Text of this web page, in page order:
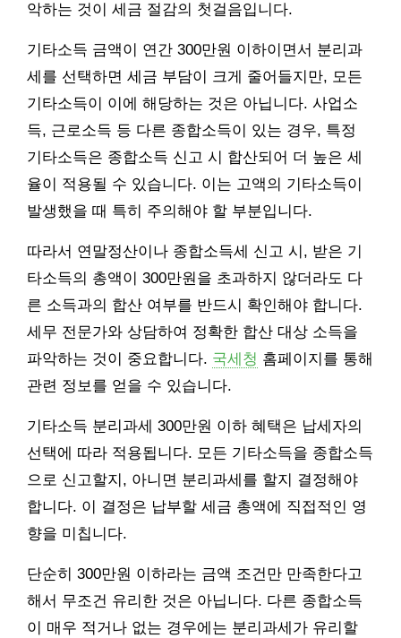
악하는 것이 세금 절감의 첫걸음입니다.
기타소득 금액이 연간 300만원 이하이면서 분리과
세를 선택하면 세금 부담이 크게 줄어들지만, 모든
기타소득이 이에 해당하는 것은 아닙니다. 사업소
득, 근로소득 등 다른 종합소득이 있는 경우, 특정
기타소득은 종합소득 신고 시 합산되어 더 높은 세
율이 적용될 수 있습니다. 이는 고액의 기타소득이
발생했을 때 특히 주의해야 할 부분입니다.
따라서 연말정산이나 종합소득세 신고 시, 받은 기
타소득의 총액이 300만원을 초과하지 않더라도 다
른 소득과의 합산 여부를 반드시 확인해야 합니다.
세무 전문가와 상담하여 정확한 합산 대상 소득을
파악하는 것이 중요합니다. 국세청 홈페이지를 통해
관련 정보를 얻을 수 있습니다.
기타소득 분리과세 300만원 이하 혜택은 납세자의
선택에 따라 적용됩니다. 모든 기타소득을 종합소득
으로 신고할지, 아니면 분리과세를 할지 결정해야
합니다. 이 결정은 납부할 세금 총액에 직접적인 영
향을 미칩니다.
단순히 300만원 이하라는 금액 조건만 만족한다고
해서 무조건 유리한 것은 아닙니다. 다른 종합소득
이 매우 적거나 없는 경우에는 분리과세가 유리할